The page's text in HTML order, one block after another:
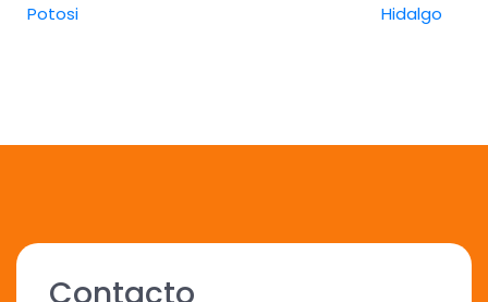
Potosi
Hidalgo